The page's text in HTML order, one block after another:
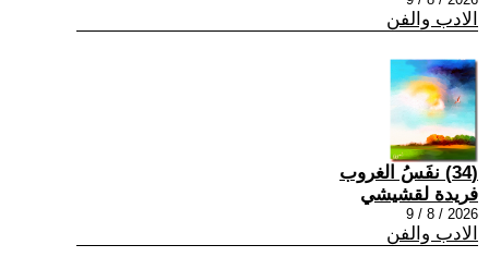
الادب والفن
(34) نفَسُ الغروب
فريدة لقشيشي
2026 / 8 / 9
الادب والفن